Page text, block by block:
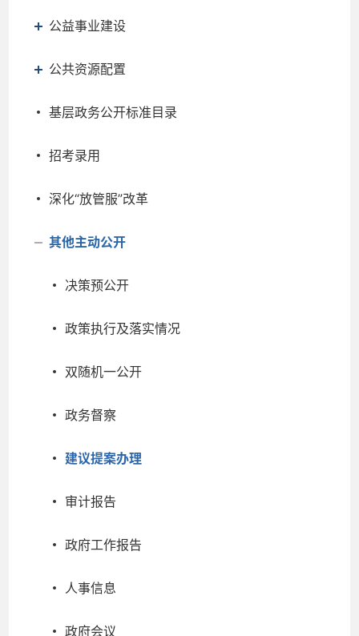
公益事业建设
公共资源配置
基层政务公开标准目录
招考录用
深化“放管服”改革
其他主动公开
决策预公开
政策执行及落实情况
双随机一公开
政务督察
建议提案办理
审计报告
政府工作报告
人事信息
政府会议